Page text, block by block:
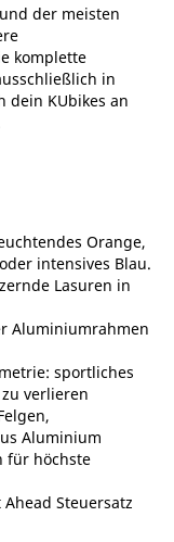
der meisten
komplette
in
dein KUbikes an
Orange,
intensives Blau.
Lasuren in
Aluminiumrahmen
sportliches
verlieren
Aluminium
für höchste
Steuersatz